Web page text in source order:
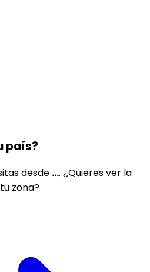
país?
desde .... ¿Quieres ver la
zona?